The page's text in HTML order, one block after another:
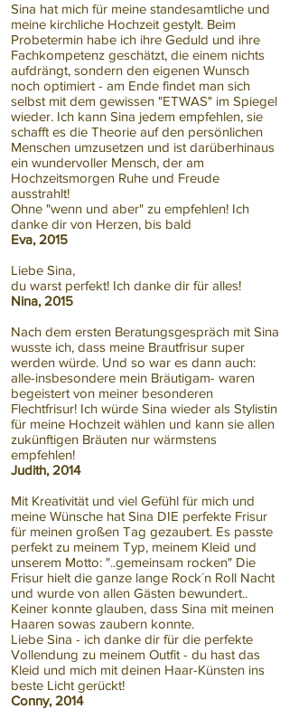
Sina hat mich für meine standesamtliche und
meine kirchliche Hochzeit gestylt. Beim
Probetermin habe ich ihre Geduld und ihre
Fachkompetenz geschätzt, die einem nichts
aufdrängt, sondern den eigenen Wunsch
noch optimiert - am Ende findet man sich
selbst mit dem gewissen "ETWAS" im Spiegel
wieder. Ich kann Sina jedem empfehlen, sie
schafft es die Theorie auf den persönlichen
Menschen umzusetzen und ist darüberhinaus
ein wundervoller Mensch, der am
Hochzeitsmorgen Ruhe und Freude
ausstrahlt!
Ohne "wenn und aber" zu empfehlen! Ich
danke dir von Herzen, bis bald
Eva, 2015
Liebe Sina,
du warst perfekt! Ich danke dir für alles!
Nina, 2015
Nach dem ersten Beratungsgespräch mit Sina
wusste ich, dass meine Brautfrisur super
werden würde. Und so war es dann auch:
alle-insbesondere mein Bräutigam- waren
begeistert von meiner besonderen
Flechtfrisur! Ich würde Sina wieder als Stylistin
für meine Hochzeit wählen und kann sie allen
zukünftigen Bräuten nur wärmstens
empfehlen!
Judith, 2014
Mit Kreativität und viel Gefühl für mich und
meine Wünsche hat Sina DIE perfekte Frisur
für meinen großen Tag gezaubert. Es passte
perfekt zu meinem Typ, meinem Kleid und
unserem Motto: "..gemeinsam rocken" Die
Frisur hielt die ganze lange Rock´n Roll Nacht
und wurde von allen Gästen bewundert..
Keiner konnte glauben, dass Sina mit meinen
Haaren sowas zaubern konnte.
Liebe Sina - ich danke dir für die perfekte
Vollendung zu meinem Outfit - du hast das
Kleid und mich mit deinen Haar-Künsten ins
beste Licht gerückt!
Conny, 2014